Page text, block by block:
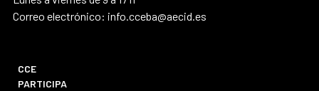
Correo electrónico: info.cceba@aecid.es
CCE
PARTICIPA